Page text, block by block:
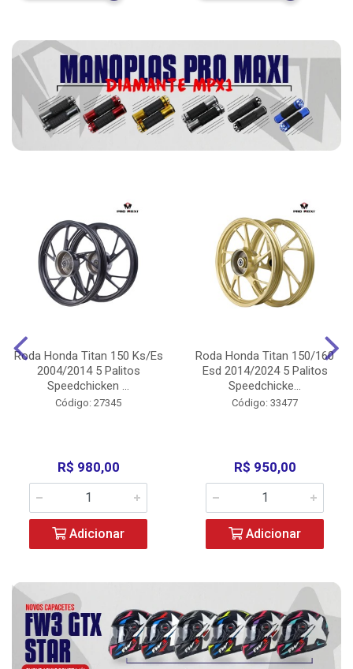
Roda Honda Titan 150 Ks/Es
2004/2014 5 Palitos
Speedchicken ...
Código: 27345
R$ 980,00
Adicionar
Roda Honda Titan 150/160
Esd 2014/2024 5 Palitos
Speedchicke...
Código: 33477
R$ 950,00
Adicionar